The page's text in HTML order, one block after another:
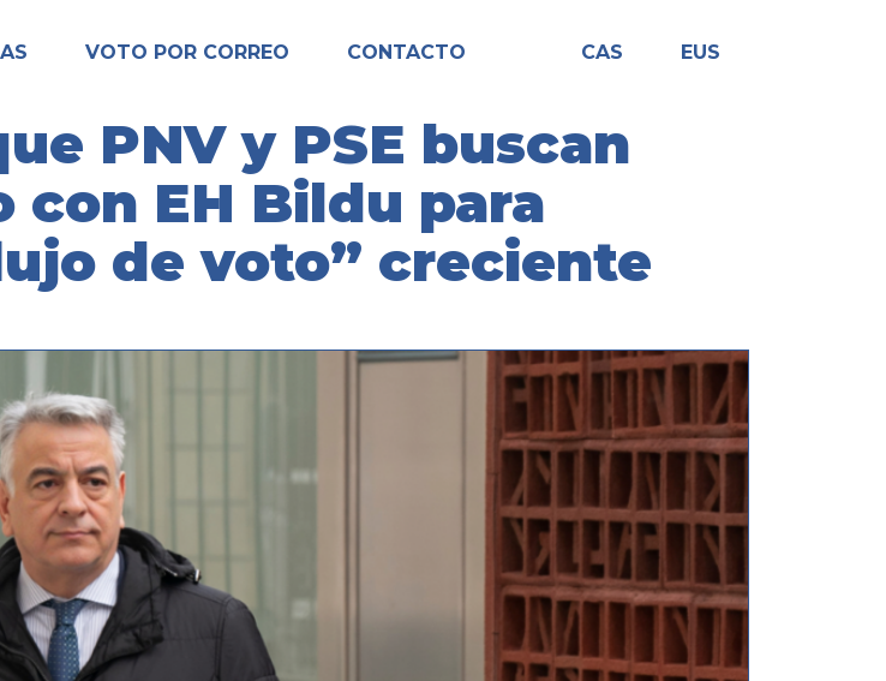
VOTO POR CORREO CONTACTO CAS EUS
PNV y PSE buscan
EH Bildu para
de voto” creciente